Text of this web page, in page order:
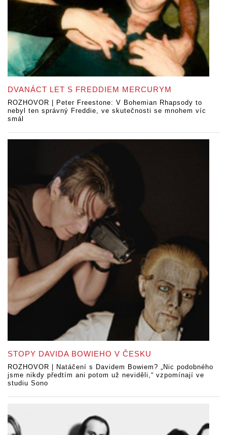
DVANÁCT LET S FREDDIEM MERCURYM
ROZHOVOR | Peter Freestone: V Bohemian Rhapsody to
nebyl ten správný Freddie, ve skutečnosti se mnohem víc
smál
STOPY DAVIDA BOWIEHO V ČESKU
ROZHOVOR | Natáčení s Davidem Bowiem? „Nic podobného
jsme nikdy předtím ani potom už neviděli,“ vzpomínají ve
studiu Sono